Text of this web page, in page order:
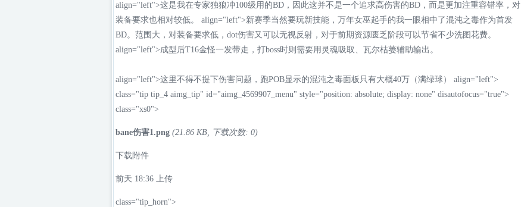
align="left">这是我在专家独狼冲100级用的BD，因此这并不是一个追求高伤害的BD，而是更加注重容错率，对
装备要求也相对较低。 align="left">新赛季当然要玩新技能，万年女巫起手的我一眼相中了混沌之毒作为首发
BD。范围大，对装备要求低，dot伤害又可以无视反射，对于前期资源匮乏阶段可以节省不少洗图花费。
align="left">成型后T16金怪一发带走，打boss时则需要用灵魂吸取、瓦尔枯萎辅助输出。
align="left">这里不得不提下伤害问题，跑POB显示的混沌之毒面板只有大概40万（满绿球） align="left">
class="tip tip_4 aimg_tip" id="aimg_4569907_menu" style="position: absolute; display: none" disautofocus="true">
class="xs0">
bane伤害1.png (21.86 KB, 下载次数: 0)
下载附件
前天 18:36上传
class="tip_horn">